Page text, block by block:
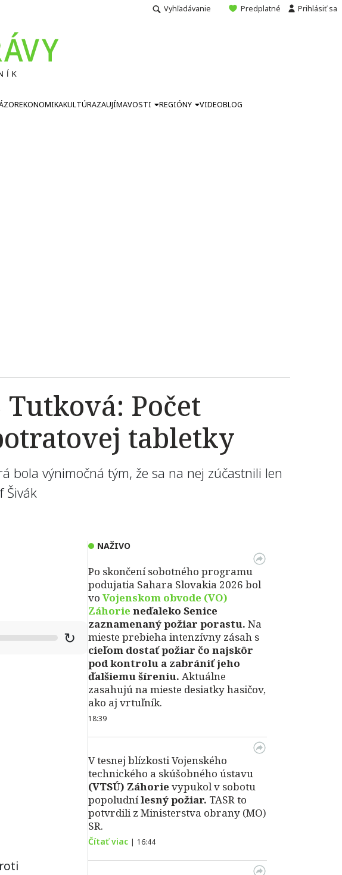
Vyhľadávanie Predplatné Prihlásiť sa
EKONOMIKAKULTÚRAZAUJÍMAVOSTI REGIÓNY VIDEOBLOG
Počet
tabletky
bola výnimočná tým, že sa na nej zúčastnili len
Šivák
↻
NAŽIVO
Po skončení sobotného programu
podujatia Sahara Slovakia 2026 bol
vo Vojenskom obvode (VO)
Záhorie neďaleko Senice
zaznamenaný požiar porastu. Na
mieste prebieha intenzívny zásah s
cieľom dostať požiar čo najskôr
pod kontrolu a zabrániť jeho
ďalšiemu šíreniu. Aktuálne
zasahujú na mieste desiatky hasičov,
ako aj vrtuľník.
18:39
V tesnej blízkosti Vojenského
technického a skúšobného ústavu
(VTSÚ) Záhorie vypukol v sobotu
popoludnílesný požiar. TASR to
potvrdili z Ministerstva obrany (MO)
SR.
Čítať viac | 16:44